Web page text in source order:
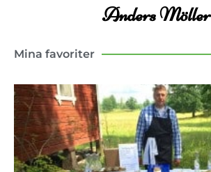
Anders Möller
Mina favoriter